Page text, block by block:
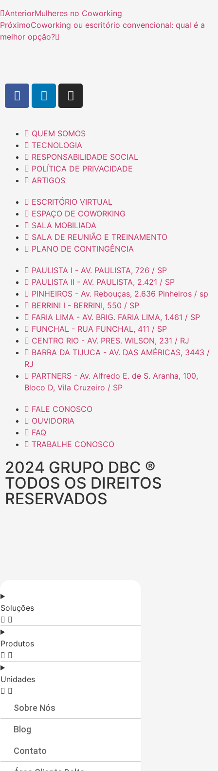
AnteriorMulheres no Coworking
PróximoCoworking ou escritório convencional: qual é a
melhor opção?
QUEM SOMOS
TECNOLOGIA
RESPONSABILIDADE SOCIAL
POLÍTICA DE PRIVACIDADE
ARTIGOS
ESCRITÓRIO VIRTUAL
ESPAÇO DE COWORKING
SALA MOBILIADA
SALA DE REUNIÃO E TREINAMENTO
PLANO DE CONTINGÊNCIA
PAULISTA I - AV. PAULISTA, 726 / SP
PAULISTA II - AV. PAULISTA, 2.421 / SP
PINHEIROS - Av. Rebouças, 2.636 Pinheiros / sp
BERRINI I - BERRINI, 550 / SP
FARIA LIMA - AV. BRIG. FARIA LIMA, 1.461 / SP
FUNCHAL - RUA FUNCHAL, 411 / SP
CENTRO RIO - AV. PRES. WILSON, 231 / RJ
BARRA DA TIJUCA - AV. DAS AMÉRICAS, 3443 /
RJ
PARTNERS - Av. Alfredo E. de S. Aranha, 100,
Bloco D, Vila Cruzeiro / SP
FALE CONOSCO
OUVIDORIA
FAQ
TRABALHE CONOSCO
2024 GRUPO DBC ®
TODOS OS DIREITOS
RESERVADOS
Soluções
Produtos
Unidades
Sobre Nós
Blog
Contato